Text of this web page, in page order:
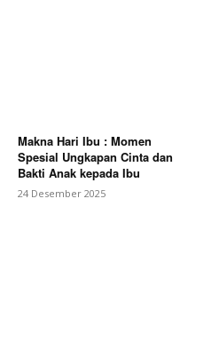
Makna Hari Ibu : Momen
Spesial Ungkapan Cinta dan
Bakti Anak kepada Ibu
24 Desember 2025